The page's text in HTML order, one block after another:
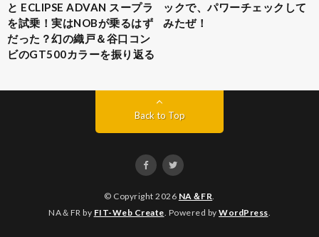
と ECLIPSE ADVAN スープラ
を試乗！実はNOBが乗るはず
だった？幻の織戸＆谷口コン
ビのGT500カラーを振り返る
ックで、パワーチェックして
みたぜ！
Back to Top
© Copyright 2026 NA＆FR.
NA＆FR by FIT-Web Create. Powered by WordPress.